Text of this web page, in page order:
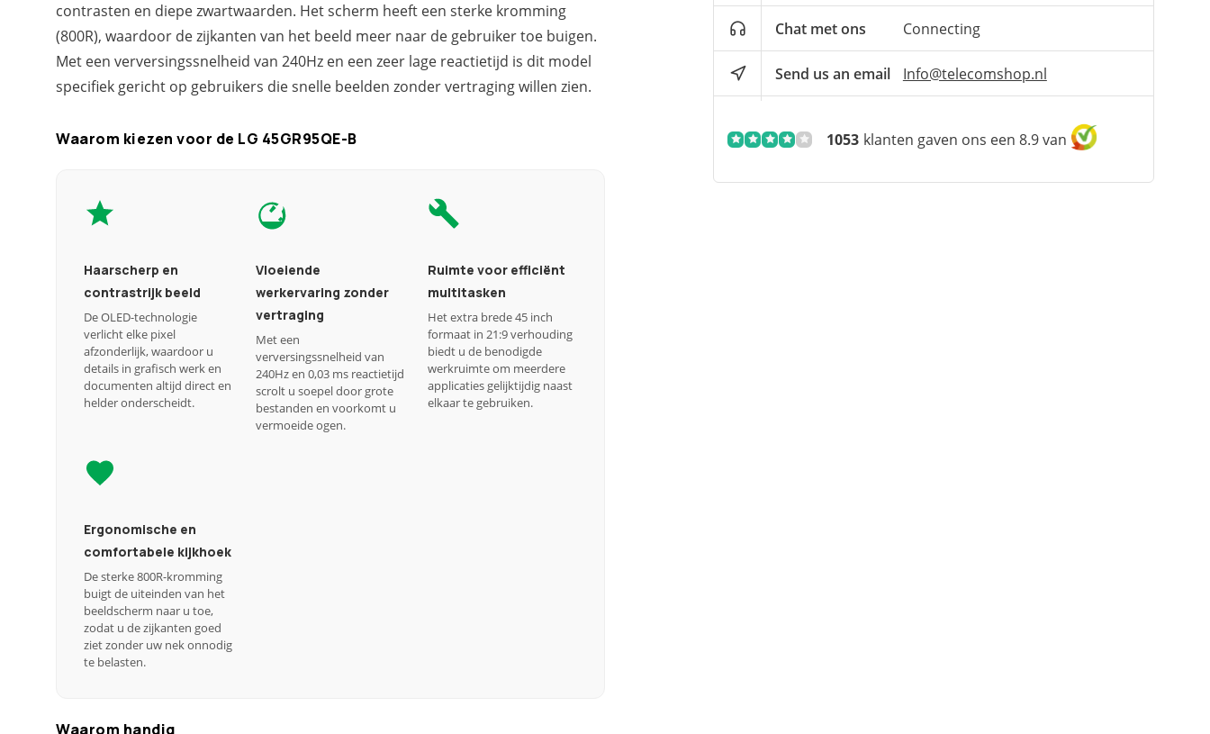
contrasten en diepe zwartwaarden. Het scherm heeft een sterke kromming
(800R), waardoor de zijkanten van het beeld meer naar de gebruiker toe buigen.
Met een verversingssnelheid van 240Hz en een zeer lage reactietijd is dit model
specifiek gericht op gebruikers die snelle beelden zonder vertraging willen zien.
Waarom kiezen voor de LG 45GR95QE-B
Haarscherp en
contrastrijk beeld
De OLED-technologie
verlicht elke pixel
afzonderlijk, waardoor u
details in grafisch werk en
documenten altijd direct en
helder onderscheidt.
Vloeiende
werkervaring zonder
vertraging
Met een
verversingssnelheid van
240Hz en 0,03 ms reactietijd
scrolt u soepel door grote
bestanden en voorkomt u
vermoeide ogen.
Ruimte voor efficiënt
multitasken
Het extra brede 45 inch
formaat in 21:9 verhouding
biedt u de benodigde
werkruimte om meerdere
applicaties gelijktijdig naast
elkaar te gebruiken.
Ergonomische en
comfortabele kijkhoek
De sterke 800R-kromming
buigt de uiteinden van het
beeldscherm naar u toe,
zodat u de zijkanten goed
ziet zonder uw nek onnodig
te belasten.
Waarom handig
Chat met ons Connecting
Send us an email Info@telecomshop.nl
1053 klanten gaven ons een 8.9 van